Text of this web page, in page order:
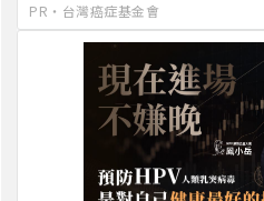
PR・台灣癌症基金會